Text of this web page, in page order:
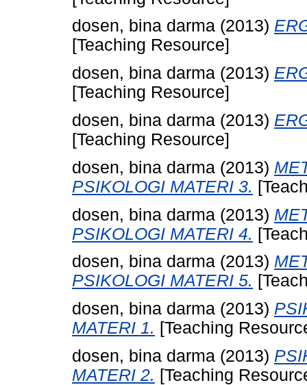
dosen, bina darma (2013)
[Teaching Resource]
dosen, bina darma (2013)
[Teaching Resource]
dosen, bina darma (2013)
[Teaching Resource]
dosen, bina darma (2013)
PSIKOLOGI MATERI 3.
dosen, bina darma (2013)
PSIKOLOGI MATERI 4.
dosen, bina darma (2013)
PSIKOLOGI MATERI 5.
dosen, bina darma (2013)
MATERI 1. [Teaching
dosen, bina darma (2013)
MATERI 2. [Teaching